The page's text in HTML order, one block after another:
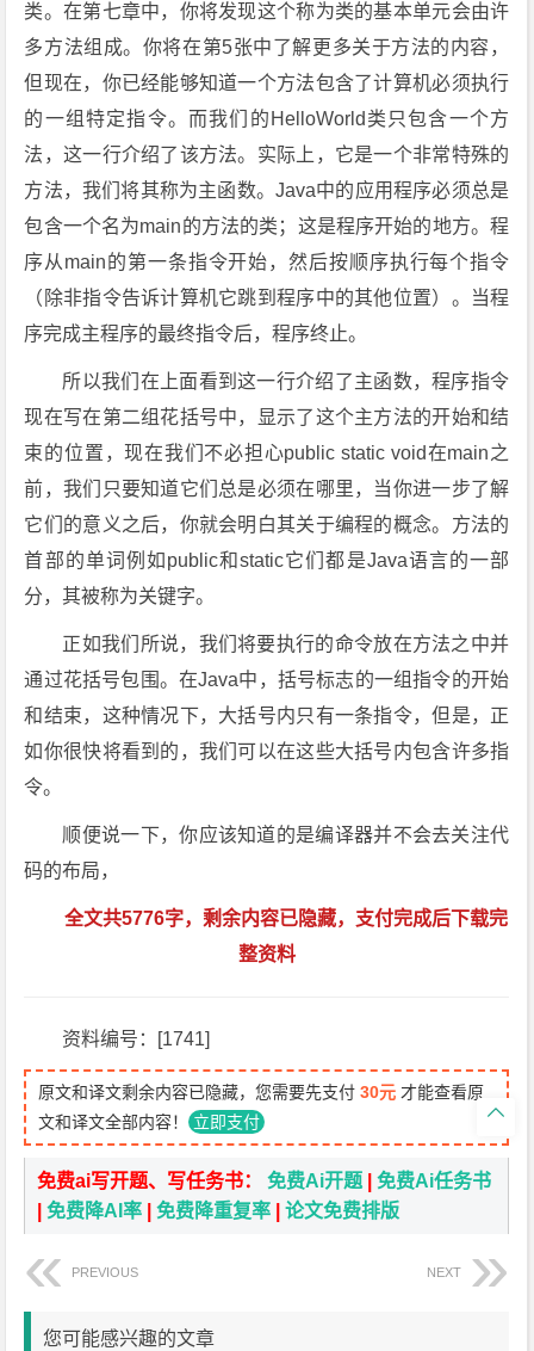
类。在第七章中，你将发现这个称为类的基本单元会由许
多方法组成。你将在第5张中了解更多关于方法的内容，
但现在，你已经能够知道一个方法包含了计算机必须执行
的一组特定指令。而我们的HelloWorld类只包含一个方
法，这一行介绍了该方法。实际上，它是一个非常特殊的
方法，我们将其称为主函数。Java中的应用程序必须总是
包含一个名为main的方法的类；这是程序开始的地方。程
序从main的第一条指令开始，然后按顺序执行每个指令
（除非指令告诉计算机它跳到程序中的其他位置）。当程
序完成主程序的最终指令后，程序终止。
所以我们在上面看到这一行介绍了主函数，程序指令
现在写在第二组花括号中，显示了这个主方法的开始和结
束的位置，现在我们不必担心public static void在main之
前，我们只要知道它们总是必须在哪里，当你进一步了解
它们的意义之后，你就会明白其关于编程的概念。方法的
首部的单词例如public和static它们都是Java语言的一部
分，其被称为关键字。
正如我们所说，我们将要执行的命令放在方法之中并
通过花括号包围。在Java中，括号标志的一组指令的开始
和结束，这种情况下，大括号内只有一条指令，但是，正
如你很快将看到的，我们可以在这些大括号内包含许多指
令。
顺便说一下，你应该知道的是编译器并不会去关注代
码的布局，
全文共5776字，剩余内容已隐藏，支付完成后下载完
整资料
资料编号：[1741]
原文和译文剩余内容已隐藏，您需要先支付30元 才能查看原
文和译文全部内容！ 立即支付
免费ai写开题、写任务书：免费Ai开题 |免费Ai任务书
|免费降AI率 |免费降重复率 |论文免费排版
PREVIOUS NEXT
您可能感兴趣的文章
